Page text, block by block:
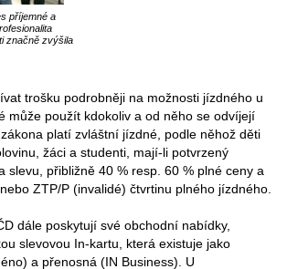
příjemné a
značně zvýšila
trošku podrobněji na možnosti jízdného u
může použít kdokoliv a od něho se odvíjejí
platí zvláštní jízdné, podle něhož děti
žáci a studenti, mají-li potvrzený
slevu, přibližně 40 % resp. 60 % plné ceny a
ZTP/P (invalidé) čtvrtinu plného jízdného.
dále poskytují své obchodní nabídky,
slevovou In-kartu, která existuje jako
a přenosná (IN Business). U